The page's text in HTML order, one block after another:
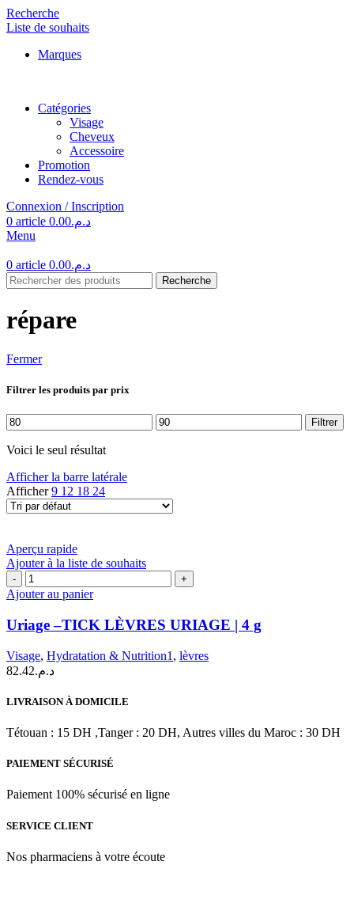
Recherche
Liste de souhaits
Marques
Catégories
Visage
Cheveux
Accessoire
Promotion
Rendez-vous
Connexion / Inscription
0 article د.م.0.00
Menu
0 article د.م.0.00
Recherche
répare
Fermer
Filtrer les produits par prix
Prix
min
Prix
max
Filtrer
Voici le seul résultat
Afficher la barre latérale
Afficher9 12 18 24
Aperçu rapide
Ajouter à la liste de souhaits
quantité
de
–
TICK
URIAGE
|
g
Ajouter au panier
Uriage –TICK LÈVRES URIAGE | 4 g
Visage, Hydratation & Nutrition1 , lèvres
د.م.82.42
LIVRAISON À DOMICILE
Tétouan : 15 DH ,Tanger : 20 DH, Autres villes du Maroc : 30 DH
PAIEMENT SÉCURISÉ
Paiement 100% sécurisé en ligne
SERVICE CLIENT
Nos pharmaciens à votre écoute